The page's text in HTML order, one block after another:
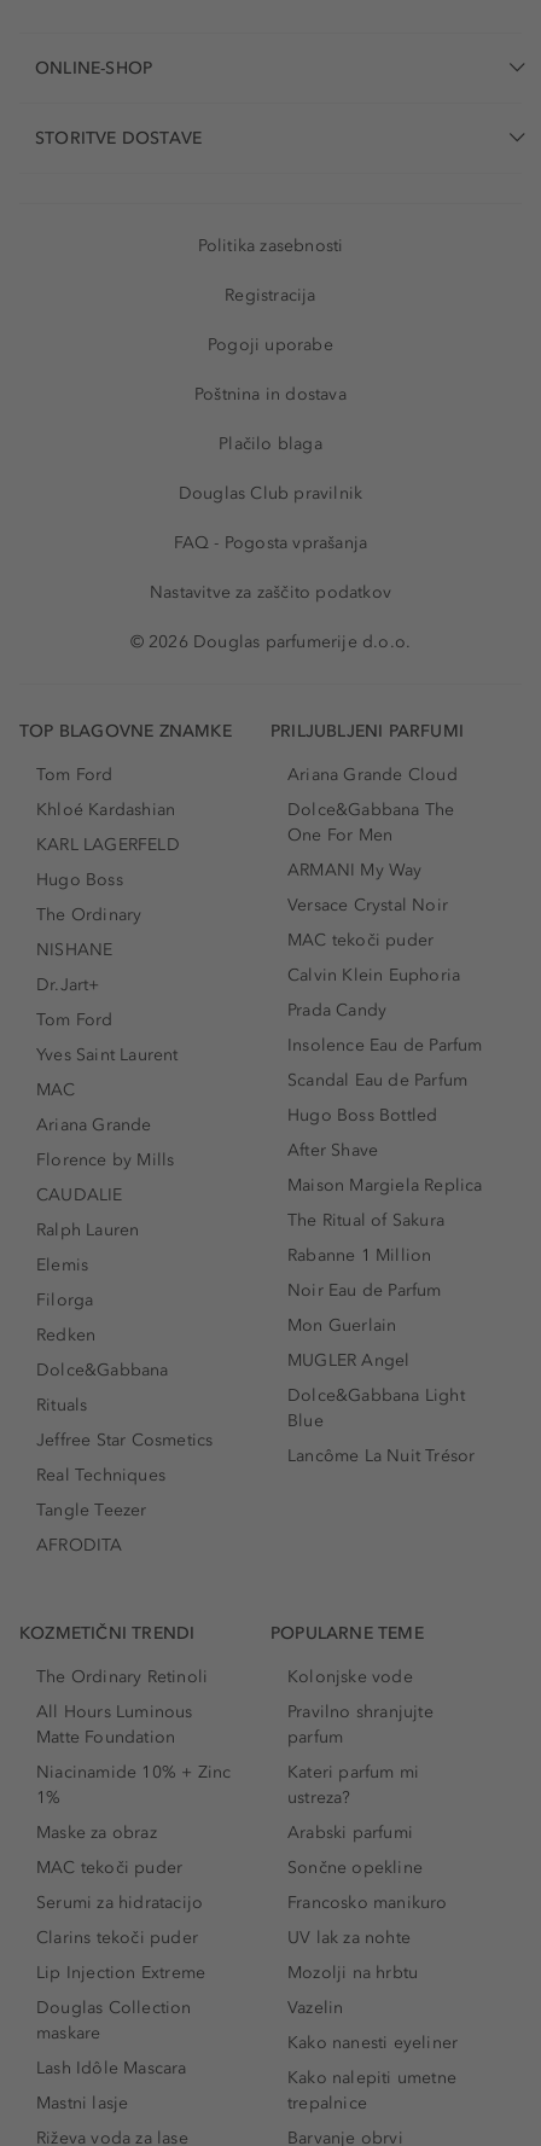
ONLINE-SHOP
STORITVE DOSTAVE
Politika zasebnosti
Registracija
Pogoji uporabe
Poštnina in dostava
Plačilo blaga
Douglas Club pravilnik
FAQ - Pogosta vprašanja
Nastavitve za zaščito podatkov
© 2026 Douglas parfumerije d.o.o.
TOP BLAGOVNE ZNAMKE
Tom Ford
Khloé Kardashian
KARL LAGERFELD
Hugo Boss
The Ordinary
NISHANE
Dr.Jart+
Tom Ford
Yves Saint Laurent
MAC
Ariana Grande
Florence by Mills
CAUDALIE
Ralph Lauren
Elemis
Filorga
Redken
Dolce&Gabbana
Rituals
Jeffree Star Cosmetics
Real Techniques
Tangle Teezer
AFRODITA
PRILJUBLJENI PARFUMI
Ariana Grande Cloud
Dolce&Gabbana The
One For Men
ARMANI My Way
Versace Crystal Noir
MAC tekoči puder
Calvin Klein Euphoria
Prada Candy
Insolence Eau de Parfum
Scandal Eau de Parfum
Hugo Boss Bottled
After Shave
Maison Margiela Replica
The Ritual of Sakura
Rabanne 1 Million
Noir Eau de Parfum
Mon Guerlain
MUGLER Angel
Dolce&Gabbana Light
Blue
Lancôme La Nuit Trésor
KOZMETIČNI TRENDI
The Ordinary Retinoli
All Hours Luminous
Matte Foundation
Niacinamide 10% + Zinc
1%
Maske za obraz
MAC tekoči puder
Serumi za hidratacijo
Clarins tekoči puder
Lip Injection Extreme
Douglas Collection
maskare
Lash Idôle Mascara
Mastni lasje
Riževa voda za lase
POPULARNE TEME
Kolonjske vode
Pravilno shranjujte
parfum
Kateri parfum mi
ustreza?
Arabski parfumi
Sončne opekline
Francosko manikuro
UV lak za nohte
Mozolji na hrbtu
Vazelin
Kako nanesti eyeliner
Kako nalepiti umetne
trepalnice
Barvanje obrvi